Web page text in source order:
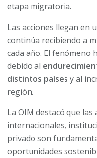
etapa migratoria.
Las acciones llegan en
continúa recibiendo a
cada año. El fenómeno
debido al
distintos países y al
región.
La OIM destacó que
internacionales,
privado son
oportunidades